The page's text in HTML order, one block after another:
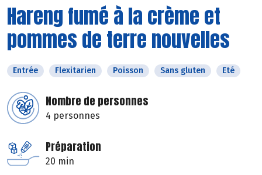
Hareng fumé à la crème et
pommes de terre nouvelles
Entrée Flexitarien Poisson Sans gluten Eté
Nombre de personnes
4 personnes
Préparation
20 min